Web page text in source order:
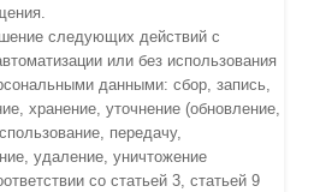
следующих действий с
или без использования
данными: сбор, запись,
хранение, уточнение (обновление,
передачу,
удаление, уничтожение
со статьей 3, статьей 9